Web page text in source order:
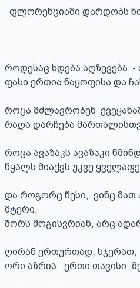
როდესაც ხდება აღზევება  -
ფასი ერთია ნაყოფისა და
როცა მძლავრობენ
რაღა დარჩება
როცა ავაზაკს ავაზაკი
წყალს მიაქვს უკვე
და როგორც წესი,  ვინც მათ
მტერი,
შორს მოგისვრიან, არც
ღირან ერთურთად, სჯერათ,
ორი აზრია:  ერთი თავისი,